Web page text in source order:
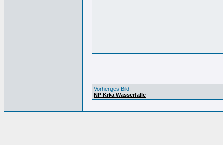
Vorheriges Bild:
NP Krka Wasserfälle